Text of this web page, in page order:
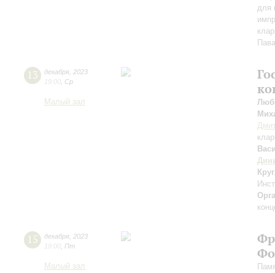
для
13 декабря 2023
19:00 Ср
Малый зал
15 декабря 2023
19:00 Пт
Малый зал